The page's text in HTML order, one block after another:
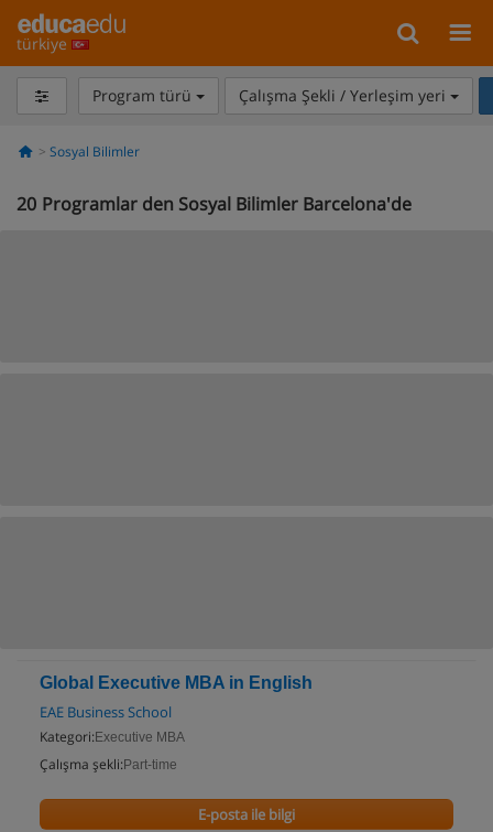
türkiye
Program türü Çalışma Şekli / Yerleşim yeri
Sosyal Bilimler
20 Programlar den Sosyal Bilimler Barcelona'de
Global Executive MBA in English
EAE Business School
Kategori: Executive MBA
Çalışma şekli: Part-time
E-posta ile bilgi